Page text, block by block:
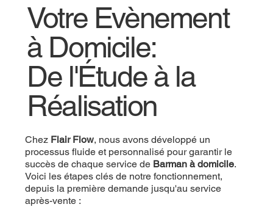
Votre Evènement
à Domicile:
De l'Étude à la
Réalisation
Chez Flair Flow, nous avons développé un
processus fluide et personnalisé pour garantir le
succès de chaque service de Barman à domicile.
Voici les étapes clés de notre fonctionnement,
depuis la première demande jusqu'au service
après-vente :